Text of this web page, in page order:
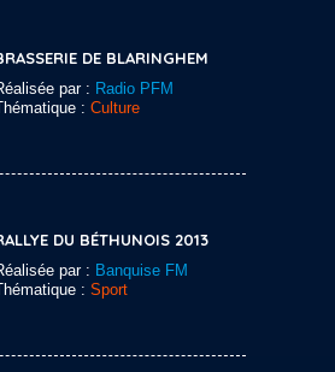
DE BLARINGHEM
par : Radio PFM
: Culture
DU BÉTHUNOIS 2013
par : Banquise FM
: Sport